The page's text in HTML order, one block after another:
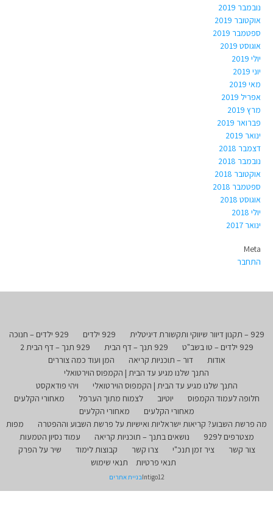
נובמבר 2019
אוקטובר 2019
ספטמבר 2019
אוגוסט 2019
יולי 2019
יוני 2019
מאי 2019
אפריל 2019
מרץ 2019
פברואר 2019
ינואר 2019
דצמבר 2018
נובמבר 2018
אוקטובר 2018
ספטמבר 2018
אוגוסט 2018
יולי 2018
ינואר 2017
Meta
התחבר
929 – תקנון דיוור שיווקי ותקשורת דיגיטלית 929 ילדים
929 ילדים – חנוכה
929 ילדים – טו בשב"ט
929 תנך – דף הבית
929 תנך – דף הבית 2
אודות
דור – תוכניות קריאה
המן ועוד כמה צוררים
התנך שלנו מגיע עד הבית | הקמפוס הוירטואלי
התנך שלנו מגיע עד הבית | הקמפוס הוירטואלי
ויהי פודאקסט
חלופה לעמוד הקמפוס
יוטיוב לצמוח מתוך הערפל
מאחורי הקלעים
מאחורי הקלעים
מאחורי הקלעים
מה פרשת השבוע? קריאות ישראליות ואישיות על פרשת השבוע וההפטרה
מפות
מצטרפים ל929
נושאים בתנך – תוכניות קריאה
עמוד נסיון הטמעות
צור קשר
ציר זמן תנכ"י צרו קשר קבוצות לימוד
שיר על הפרק
תנאי פרטיות
תנאי שימוש
Intigo12בניית אתרים